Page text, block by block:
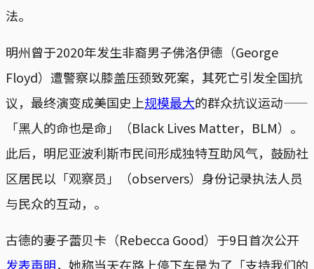
法。
明州曾于2020年发生非裔男子佛洛伊德（George
Floyd）遭警察以膝盖压颈致死案，其死亡引发全国抗
议，最终演变成美国史上规模最大的群众抗议运动——
「黑人的命也是命」（Black Lives Matter，BLM）。
此后，明尼亚波利斯市民间形成独特互助风气，鼓励社
区居民以「观察员」（observers）身份记录执法人员
与民众的互动，。
古德的妻子蕾贝卡（Rebecca Good）于9日首次公开
发表声明，她称当天在路上停下车是为了「支持我们的